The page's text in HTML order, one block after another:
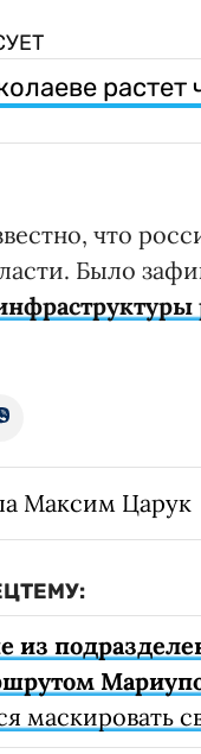
растет
что
Было
Максим Царук
из
маскировать